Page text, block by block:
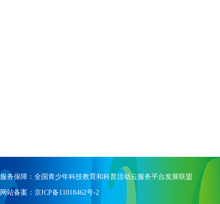
服务保障：全国青少年科技教育和科普活动云服务平台发展联盟
网站备案：京ICP备11018462号-2